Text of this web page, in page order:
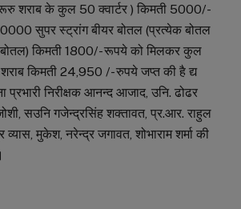
रूरु शराब के कुल 50 क्वार्टर ) किमती 5000/-
सुपर स्ट्रांग बीयर बोतल (प्रत्येक बोतल
बोतल) किमती 1800/- रूपये को मिलकर कुल
किमती 24,950 /- रुपये जप्त की है द्य
प्रभारी निरीक्षक आनन्द आजाद, उनि. ढोढर
सउनि गजेन्द्रसिंह शक्तावत, प्र.आर. राहुल
व्यास, मुकेश, नरेन्द्र जगावत, शोभाराम शर्मा की